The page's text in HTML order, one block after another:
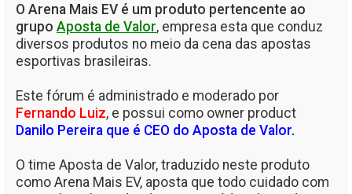
O Arena Mais EV é um produto pertencente ao
grupo Aposta de Valor, empresa esta que conduz
diversos produtos no meio da cena das apostas
esportivas brasileiras.
Este fórum é administrado e moderado por
Fernando Luiz, e possui como owner product
Danilo Pereira que é CEO do Aposta de Valor.
O time Aposta de Valor, traduzido neste produto
como Arena Mais EV, aposta que todo cuidado com